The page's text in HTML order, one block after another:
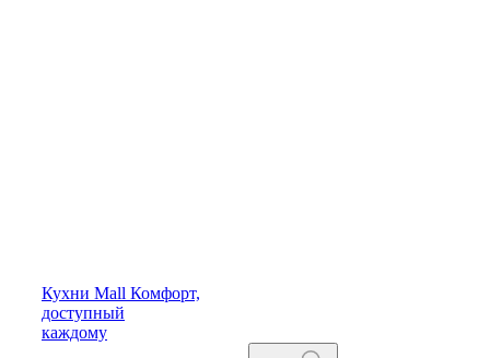
Кухни Mall Комфорт,
доступный
каждому